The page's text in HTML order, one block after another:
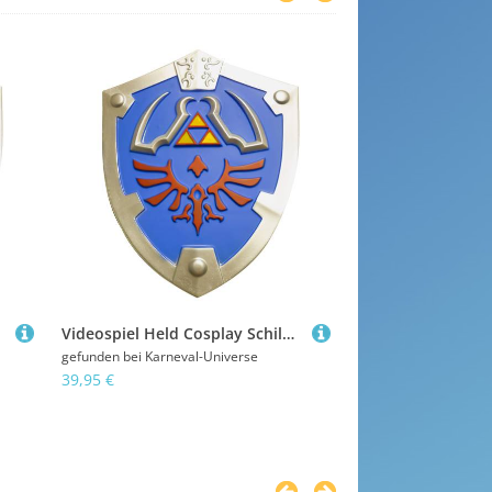
Videospiel Held Cosplay Schild 44x55 cm
gefunden bei Karneval-Universe
39,95 €